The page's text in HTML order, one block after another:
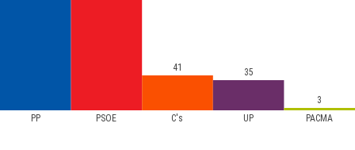
PP PSOE C's UP PACMA
41 35
3